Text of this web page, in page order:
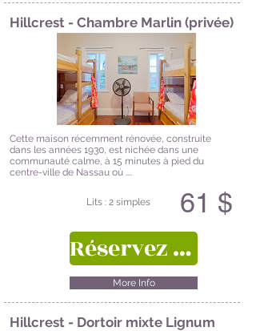
Hillcrest - Chambre Marlin (privée)
Cette maison récemment rénovée, construite
dans les années 1930, est nichée dans une
communauté calme, à 15 minutes à pied du
centre-ville de Nassau où ....
Lits : 2 simples 61 $
Réservez ici
More Info
Hillcrest - Dortoir mixte Lignum